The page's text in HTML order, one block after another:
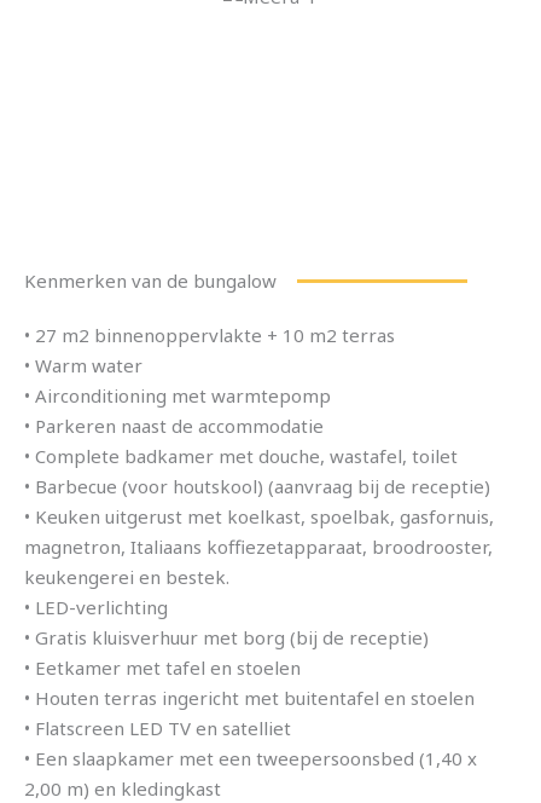
Kenmerken van de bungalow
• 27 m2 binnenoppervlakte + 10 m2 terras
• Warm water
• Airconditioning met warmtepomp
• Parkeren naast de accommodatie
• Complete badkamer met douche, wastafel, toilet
• Barbecue (voor houtskool) (aanvraag bij de receptie)
• Keuken uitgerust met koelkast, spoelbak, gasfornuis,
magnetron, Italiaans koffiezetapparaat, broodrooster,
keukengerei en bestek.
• LED-verlichting
• Gratis kluisverhuur met borg (bij de receptie)
• Eetkamer met tafel en stoelen
• Houten terras ingericht met buitentafel en stoelen
• Flatscreen LED TV en satelliet
• Een slaapkamer met een tweepersoonsbed (1,40 x
2,00 m) en kledingkast